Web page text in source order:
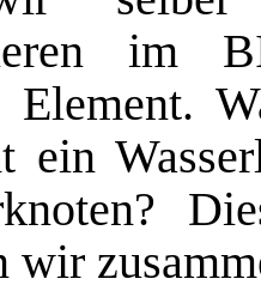
im
Element.
ein
wir